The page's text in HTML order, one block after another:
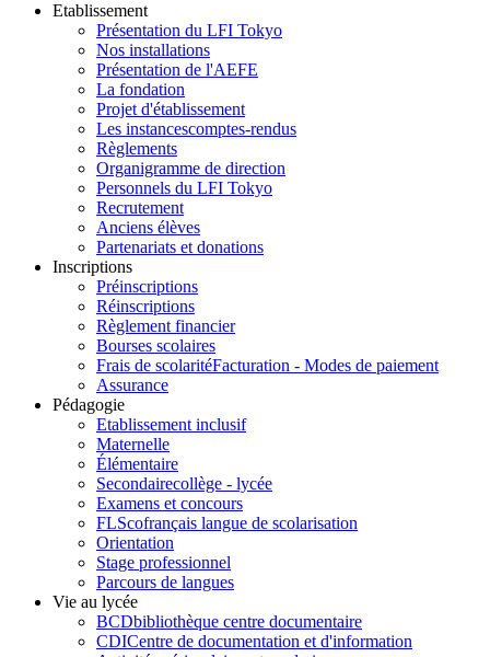
Etablissement
Présentation du LFI Tokyo
Nos installations
Présentation de l'AEFE
La fondation
Projet d'établissement
Les instancescomptes-rendus
Règlements
Organigramme de direction
Personnels du LFI Tokyo
Recrutement
Anciens élèves
Partenariats et donations
Inscriptions
Préinscriptions
Réinscriptions
Règlement financier
Bourses scolaires
Frais de scolaritéFacturation - Modes de paiement
Assurance
Pédagogie
Etablissement inclusif
Maternelle
Élémentaire
Secondairecollège - lycée
Examens et concours
FLScofrançais langue de scolarisation
Orientation
Stage professionnel
Parcours de langues
Vie au lycée
BCDbibliothèque centre documentaire
CDICentre de documentation et d'information